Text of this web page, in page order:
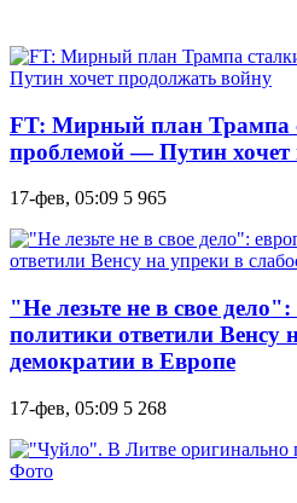
FT: Мирный план Трампа
проблемой — Путин хочет
17-фев, 05:09 5 965
"Не лезьте не в свое
политики ответили Венсу
демократии в Европе
17-фев, 05:09 5 268